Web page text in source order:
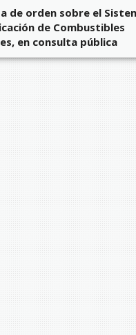
de orden sobre el
de Combustibles
en consulta pública